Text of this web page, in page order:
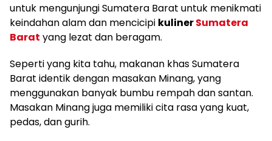
untuk mengunjungi Sumatera Barat untuk menikmati
keindahan alam dan mencicipi kulinerSumatera
Barat yang lezat dan beragam.
Seperti yang kita tahu, makanan khas Sumatera
Barat identik dengan masakan Minang, yang
menggunakan banyak bumbu rempah dan santan.
Masakan Minang juga memiliki cita rasa yang kuat,
pedas, dan gurih.